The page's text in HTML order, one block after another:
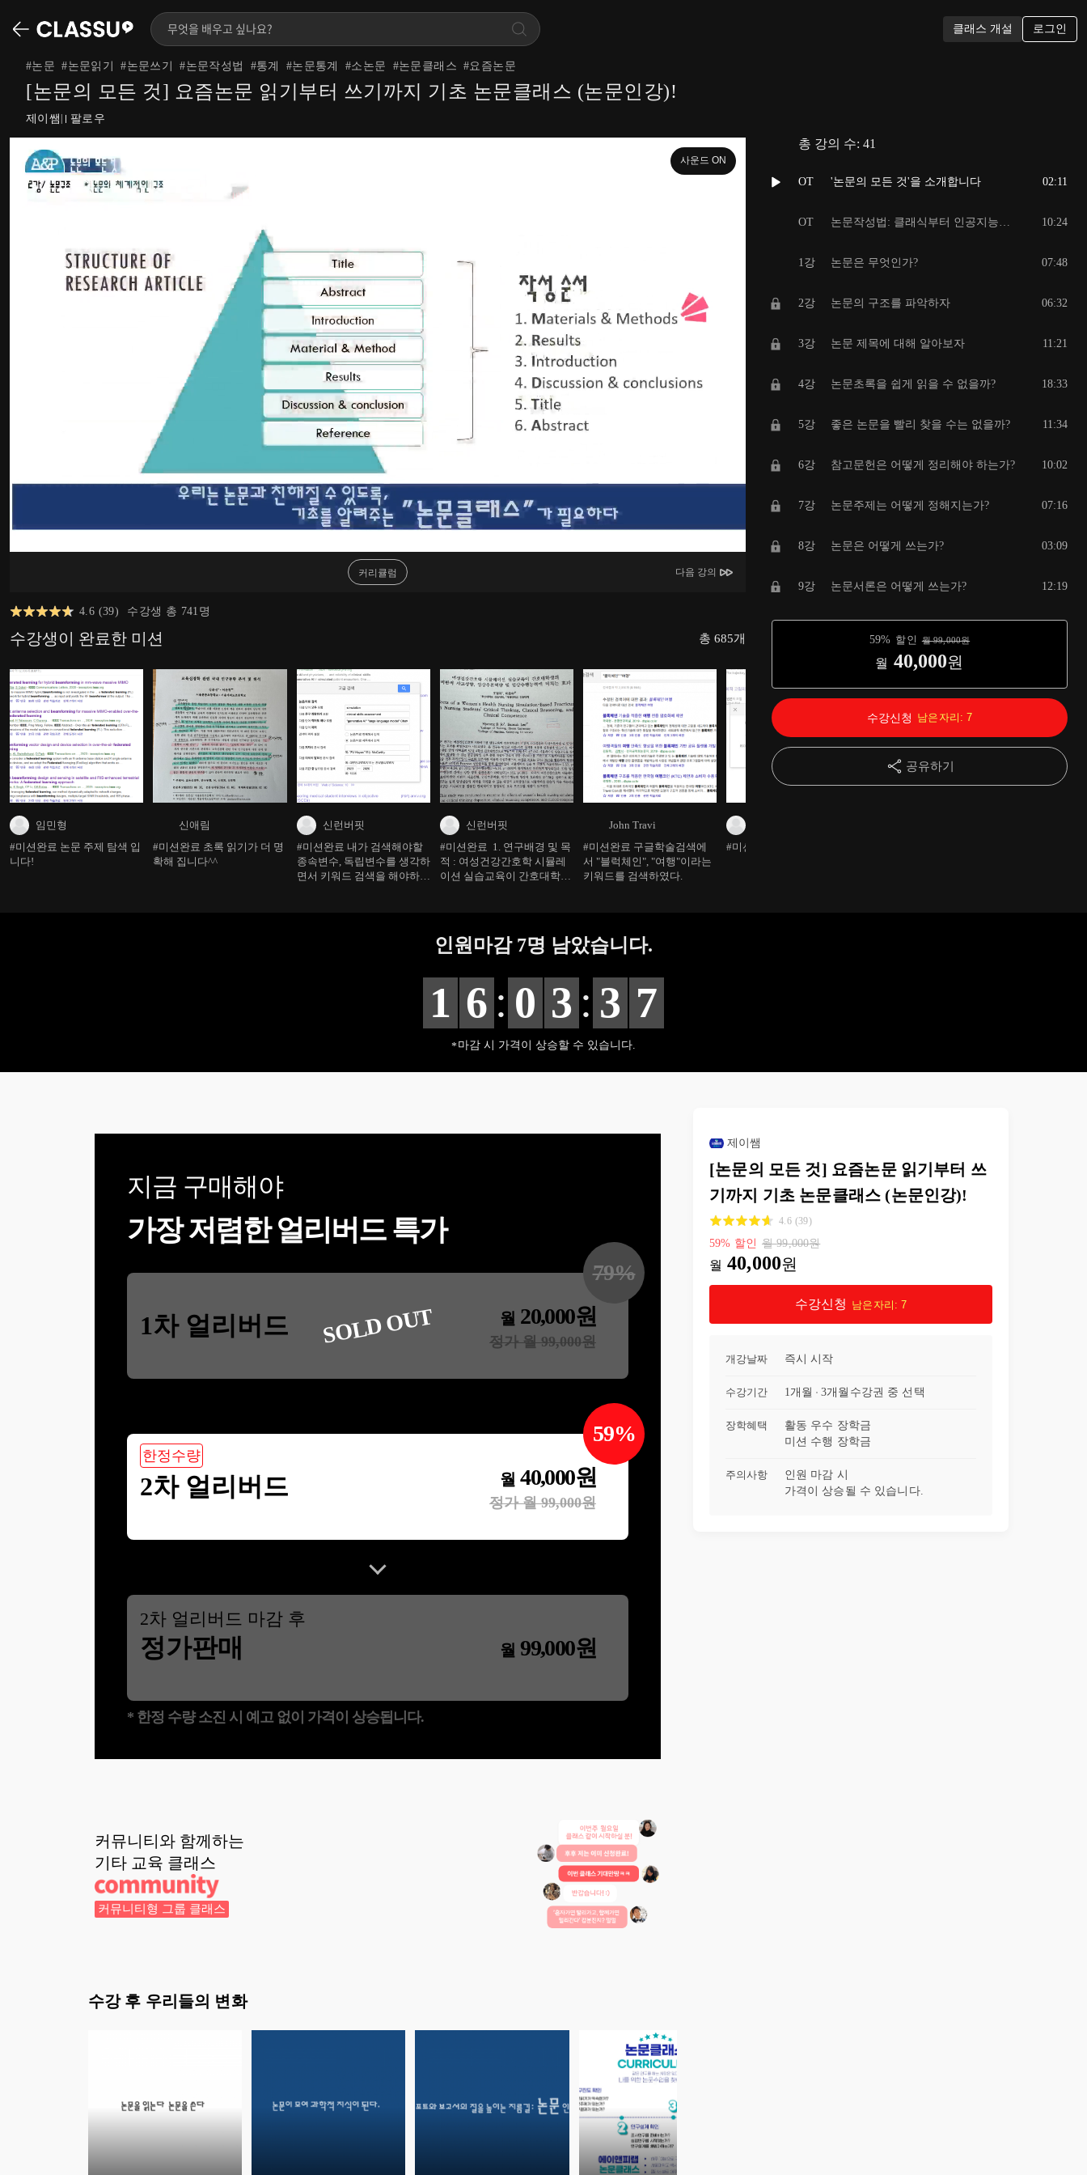
클래스 개설 로그인
#논문 #논문읽기 #논문쓰기 #논문작성법 #통계 #논문통계 #소논문 #논문클래스 #요즘논문
[논문의 모든 것] 요즘논문 읽기부터 쓰기까지 기초 논문클래스 (논문인강)!
제이쌤 팔로우
사운드 ON
커리큘럼 다음 강의
총 강의 수: 41
OT '논문의 모든 것'을 소개합니다 02:11
OT 논문작성법: 클래식부터 인공지능까지 10:24
1강 논문은 무엇인가? 07:48
2강 논문의 구조를 파악하자 06:32
3강 논문 제목에 대해 알아보자 11:21
4강 논문초록을 쉽게 읽을 수 없을까? 18:33
5강 좋은 논문을 빨리 찾을 수는 없을까? 11:34
6강 참고문헌은 어떻게 정리해야 하는가? 10:02
7강 논문주제는 어떻게 정해지는가? 07:16
8강 논문은 어떻게 쓰는가? 03:09
9강 논문서론은 어떻게 쓰는가? 12:19
09:52
연구결과를 보여주자
07:20
13강 논문 결론은 어떻게 써야할까? 03:50
14강 전공별 자료사이트를 알아보자 04:43
21강 통계방법은 어떻게 결정하는가? 11:17
24강 로지스틱 회귀분석을 알아보자
27강 Fisher's exact를 알아보자
28강
29강 비모수검정을 알아보자
30강 사후검정을 해석해보자
31강 실험결과를 해석해보자
59% 할인 월99,000원
월 40,000원
공유하기
수강신청 남은자리: 7
4.6 (39) 수강생 총 741 명
수강생이 완료한 미션 총 685개
임민형
#미션완료 논문 주제 탐색 입
니다!
신애림
#미션완료 초록 읽기가 더 명
확해 집니다^^
신런버핏
#미션완료 내가 검색해야할
종속변수, 독립변수를 생각하
면서 키워드 검색을 해야하
신런버핏
#미션완료 1. 연구배경 및 목
적 : 여성건강간호학 시뮬레
이션 실습교육이 간호대학생
2. 연구방법 : 단일군 사전-
사후 설계를 적용한 실험설계
교의 52명의 4학년 간호대학
생으로 부터 4주간의 시뮬레
이션을 진행/ 시뮬레이션 시
나리오는 산후출혈기반 시뮬
과 : 시뮬레이션 실습교육 후
때문에 실제 임상실습의 제약
램 개발이 요구된다.
John Travi
#미션완료 구글학술검색에
서 "블럭체인", "여행"이라는
키워드를 검색하였다.
#미션완료 미션완료!
인원마감 7명 남았습니다.
1 6 : 0 3 : 3 5
마감 시 가격이 상승할 수 있습니다.
지금 구매해야
가장 저렴한 얼리버드 특가
1차 얼리버드 월 20,000원
정가 월99,000원
79%
SOLD OUT
한정수량
2차 얼리버드 월40,000원
정가 월99,000원
59%
2차 얼리버드 마감 후
정가판매 월 99,000원
* 한정 수량 소진 시 예고 없이 가격이 상승됩니다.
커뮤니티와 함께하는
기타 교육 클래스
커뮤니티형 그룹 클래스
수강 후 우리들의 변화
제이쌤
[논문의 모든 것] 요즘논문 읽기부터 쓰
기까지 기초 논문클래스 (논문인강)!
4.6 (39)
59% 할인 월99,000원
월 40,000원
수강신청 남은자리: 7
개강날짜 즉시 시작
수강기간 1개월 3개월 수강권 중 선택
장학혜택
활동 우수 장학금
미션 수행 장학금
주의사항
인원 마감 시
가격이 상승될 수 있습니다.